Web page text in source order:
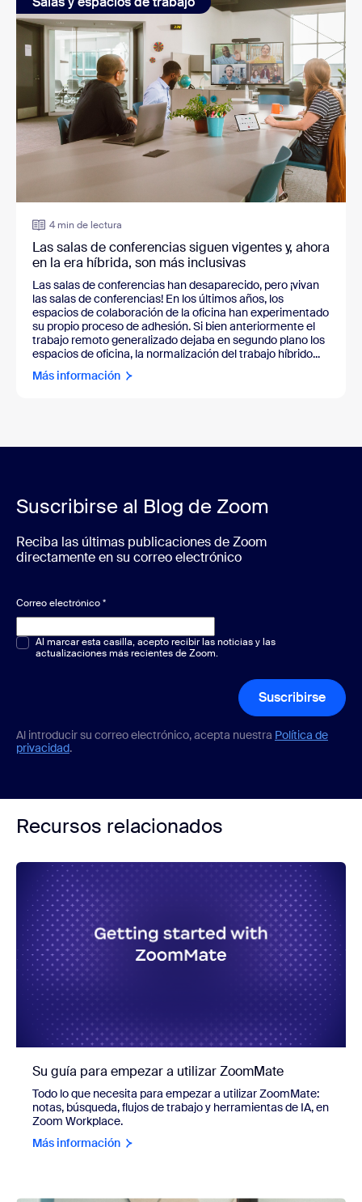
4 min de lectura
Las salas de conferencias siguen vigentes y, ahora
en la era híbrida, son más inclusivas
Las salas de conferencias han desaparecido, pero ¡vivan
las salas de conferencias! En los últimos años, los
espacios de colaboración de la oficina han experimentado
su propio proceso de adhesión. Si bien anteriormente el
trabajo remoto generalizado dejaba en segundo plano los
espacios de oficina, la normalización del trabajo híbrido...
Más información
Suscribirse al Blog de Zoom
Reciba las últimas publicaciones de Zoom
directamente en su correo electrónico
Correo electrónico*
Opción múltiple o única*
Al marcar esta casilla, acepto recibir las noticias y las
actualizaciones más recientes de Zoom.
Suscribirse
Al introducir su correo electrónico, acepta nuestra Política de
privacidad.
Recursos relacionados
Su guía para empezar a utilizar ZoomMate
Todo lo que necesita para empezar a utilizar ZoomMate:
notas, búsqueda, flujos de trabajo y herramientas de IA, en
Zoom Workplace.
Más información